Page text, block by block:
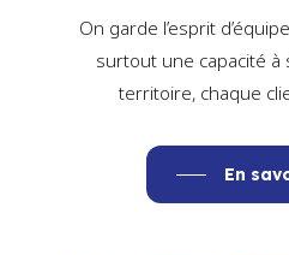
On garde l’esprit
surtout une capacité à
territoire, chaque
En